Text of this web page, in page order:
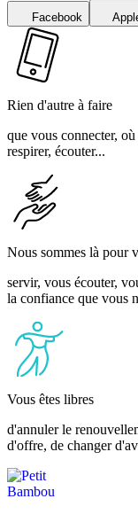
Facebook
Rien d'autre à faire
que vous connecter,
respirer, écouter...
Nous sommes là pour
servir, vous écouter,
la confiance que vous
Vous êtes libres
d'annuler le
d'offre, de changer